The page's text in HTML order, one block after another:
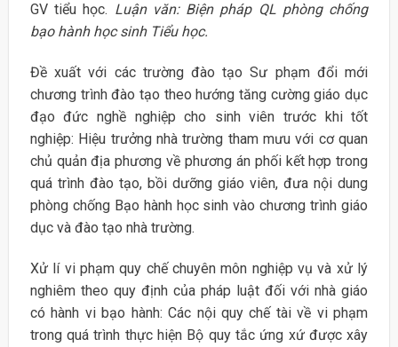
GV tiểu học. Luận văn: Biện pháp QL phòng chống
bạo hành học sinh Tiểu học.
Đề xuất với các trường đào tạo Sư phạm đổi mới
chương trình đào tạo theo hướng tăng cường giáo dục
đạo đức nghề nghiệp cho sinh viên trước khi tốt
nghiệp: Hiệu trưởng nhà trường tham mưu với cơ quan
chủ quản địa phương về phương án phối kết hợp trong
quá trình đào tạo, bồi dưỡng giáo viên, đưa nội dung
phòng chống Bạo hành học sinh vào chương trình giáo
dục và đào tạo nhà trường.
Xử lí vi phạm quy chế chuyên môn nghiệp vụ và xử lý
nghiêm theo quy định của pháp luật đối với nhà giáo
có hành vi bạo hành: Các nội quy chế tài về vi phạm
trong quá trình thực hiện Bộ quy tắc ứng xứ được xây